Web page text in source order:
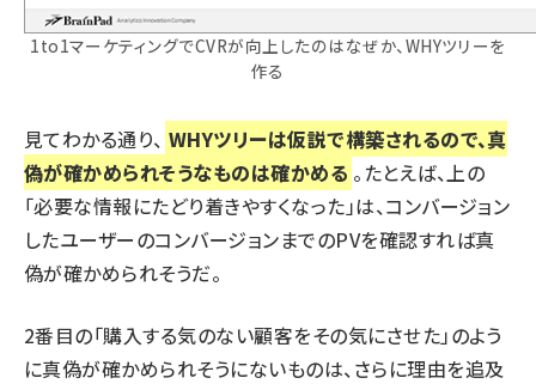
1to1マーケティングでCVRが向上したのはなぜか、WHYツリーを
作る
見てわかる通り、 WHYツリーは仮説で構築されるので、真
偽が確かめられそうなものは確かめる 。たとえば、上の
「必要な情報にたどり着きやすくなった」は、コンバージョン
したユーザーのコンバージョンまでのPVを確認すれば真
偽が確かめられそうだ。
2番目の「購入する気のない顧客をその気にさせた」のよう
に真偽が確かめられそうにないものは、さらに理由を追及